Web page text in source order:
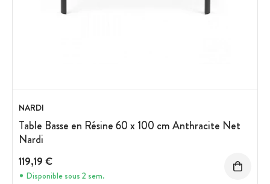
NARDI
Table Basse en Résine 60 x 100 cm Anthracite Net
Nardi
119,19 €
Disponible sous 2 sem.